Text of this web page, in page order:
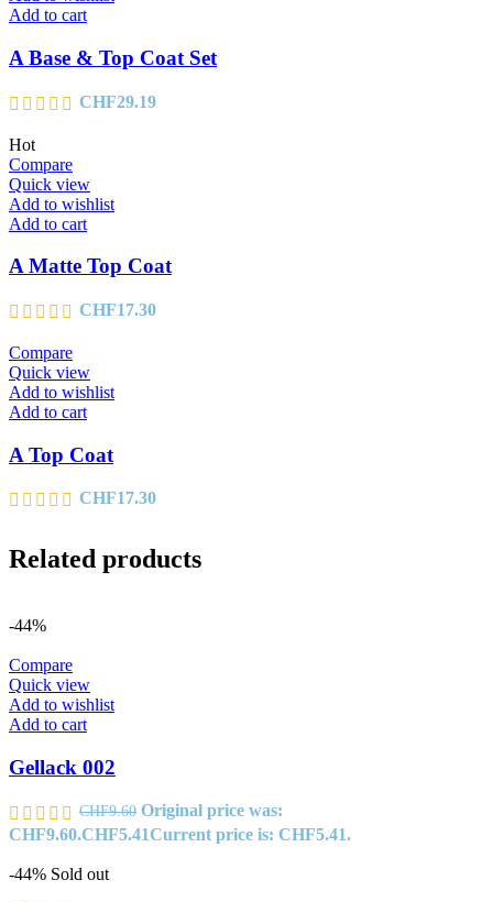
Add to cart
A Base & Top Coat Set
CHF29.19
Hot
Compare
Quick view
Add to wishlist
Add to cart
A Matte Top Coat
CHF17.30
Compare
Quick view
Add to wishlist
Add to cart
A Top Coat
CHF17.30
Related products
-44%
Compare
Quick view
Add to wishlist
Add to cart
Gellack 002
CHF9.60 Original price was:
CHF9.60.CHF5.41Current price is: CHF5.41.
-44% Sold out